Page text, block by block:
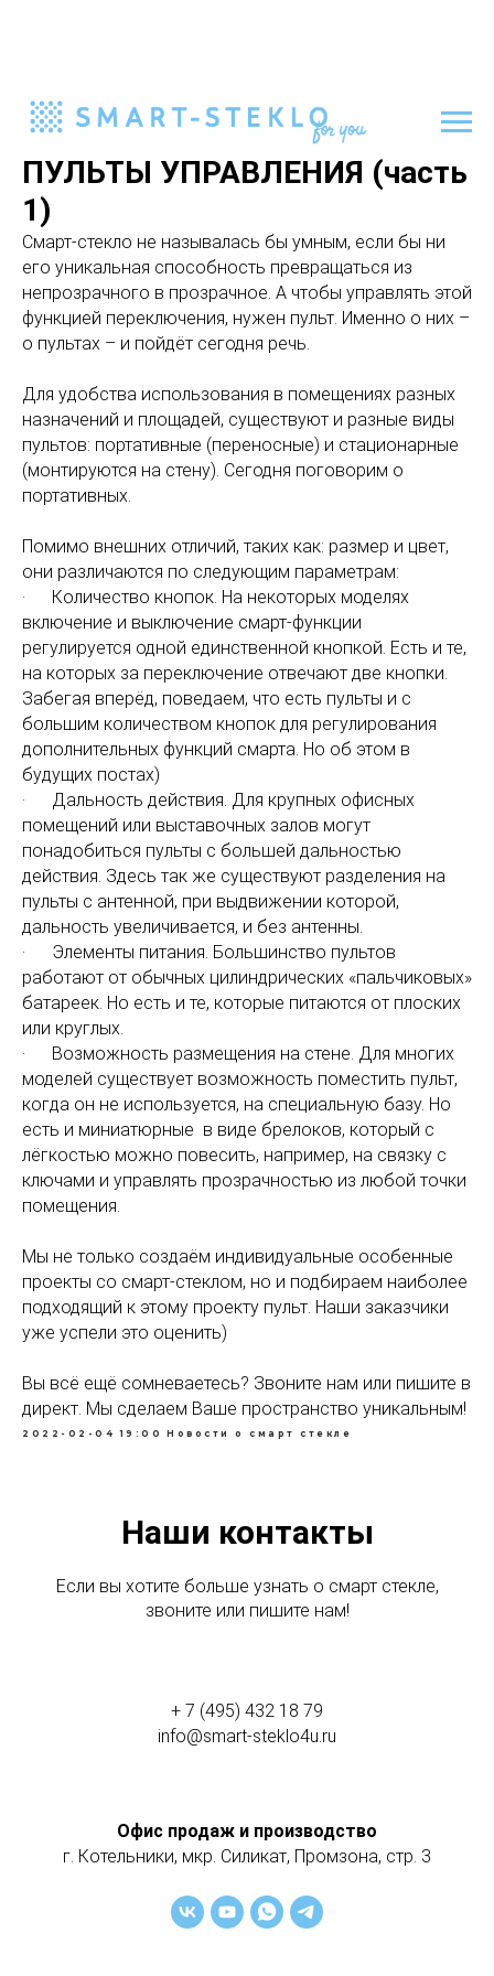
ПУЛЬТЫ УПРАВЛЕНИЯ (часть
1)
Смарт-стекло не называлась бы умным, если бы ни
его уникальная способность превращаться из
непрозрачного в прозрачное. А чтобы управлять этой
функцией переключения, нужен пульт. Именно о них –
о пультах – и пойдёт сегодня речь.
Для удобства использования в помещениях разных
назначений и площадей, существуют и разные виды
пультов: портативные (переносные) и стационарные
(монтируются на стену). Сегодня поговорим о
портативных.
Помимо внешних отличий, таких как: размер и цвет,
они различаются по следующим параметрам:
· Количество кнопок. На некоторых моделях
включение и выключение смарт-функции
регулируется одной единственной кнопкой. Есть и те,
на которых за переключение отвечают две кнопки.
Забегая вперёд, поведаем, что есть пульты и с
большим количеством кнопок для регулирования
дополнительных функций смарта. Но об этом в
будущих постах)
· Дальность действия. Для крупных офисных
помещений или выставочных залов могут
понадобиться пульты с большей дальностью
действия. Здесь так же существуют разделения на
пульты с антенной, при выдвижении которой,
дальность увеличивается, и без антенны.
· Элементы питания. Большинство пультов
работают от обычных цилиндрических «пальчиковых»
батареек. Но есть и те, которые питаются от плоских
или круглых.
· Возможность размещения на стене. Для многих
моделей существует возможность поместить пульт,
когда он не используется, на специальную базу. Но
есть и миниатюрные в виде брелоков, который с
лёгкостью можно повесить, например, на связку с
ключами и управлять прозрачностью из любой точки
помещения.
Мы не только создаём индивидуальные особенные
проекты со смарт-стеклом, но и подбираем наиболее
подходящий к этому проекту пульт. Наши заказчики
уже успели это оценить)
Вы всё ещё сомневаетесь? Звоните нам или пишите в
директ. Мы сделаем Ваше пространство уникальным!
2022-02-04 19:00 Новости о смарт стекле
Наши контакты
Если вы хотите больше узнать о смарт стекле,
звоните или пишите нам!
+ 7 (495) 432 18 79
info@smart-steklo4u.ru
Офис продаж и производство
г. Котельники, мкр. Силикат, Промзона, стр. 3